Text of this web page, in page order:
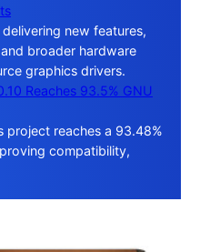
new features,
broader hardware
graphics drivers.
Reaches 93.5% GNU
project reaches a 93.48%
compatibility,